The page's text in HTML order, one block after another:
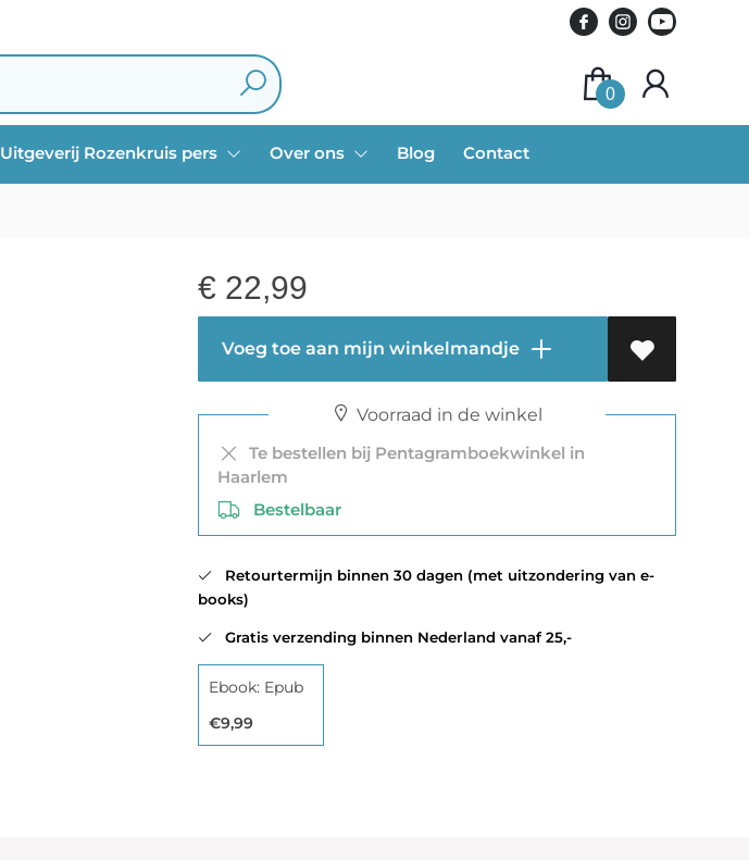
0
Uitgeverij Rozenkruis pers Over ons Blog Contact
€ 22,99
Voeg toe aan mijn winkelmandje
Voorraad in de winkel
Te bestellen bij Pentagramboekwinkel in
Haarlem
Bestelbaar
Retourtermijn binnen 30 dagen (met uitzondering van e-
books)
Gratis verzending binnen Nederland vanaf 25,-
Ebook: Epub
€9,99